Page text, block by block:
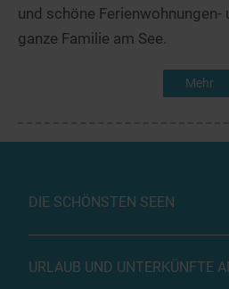
und schöne Ferienwohnungen-
ganze Familie am See.
Mehr
DIE SCHÖNSTEN SEEN
URLAUB UND UNTERKÜNFTE